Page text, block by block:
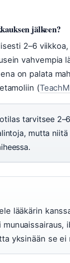
jälkeen?
2–6
vahvempia
on palata
(
tarvitsee
mutta
lääkärin
yksinään se ei